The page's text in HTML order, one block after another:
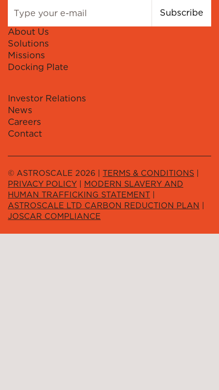
Subscribe
About Us
Solutions
Missions
Docking Plate
Investor Relations
News
Careers
Contact
© ASTROSCALE 2026 | TERMS & CONDITIONS |
PRIVACY POLICY | MODERN SLAVERY AND
HUMAN TRAFFICKING STATEMENT |
ASTROSCALE LTD CARBON REDUCTION PLAN |
JOSCAR COMPLIANCE